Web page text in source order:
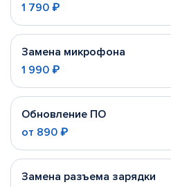
1 790 ₽
Замена микрофона
1 990 ₽
Обновление ПО
от 890 ₽
Замена разъема зарядки